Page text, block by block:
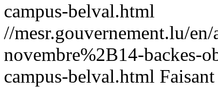
campus-belval.html
//mesr.gouvernement.lu/
novembre%2B14-backes-
campus-belval.html